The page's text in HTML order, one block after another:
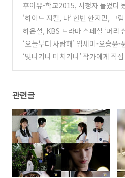
후아유-학교2015, 시청자 들었다
스토리의 연속!
(0)
'하이드 지킬, 나’ 현빈 한지민, 그
포착
(0)
하은설, KBS 드라마 스페셜 ‘머리
확정 (0)
‘오늘부터 사랑해’ 임세미-오승윤-
첫 연기 호흡! (0)
‘빛나거나 미치거나’ 작가에게 직
관련글